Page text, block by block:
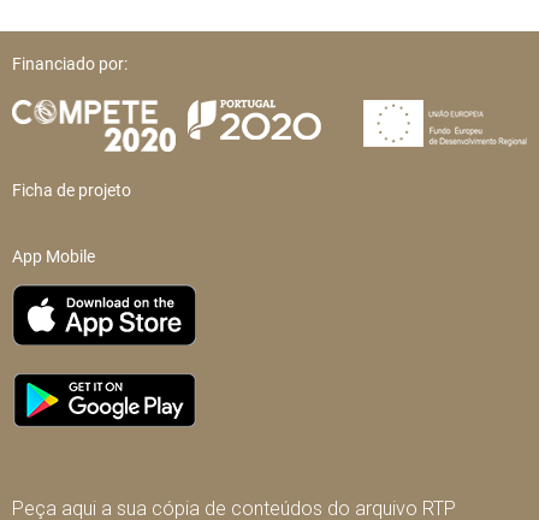
Financiado por:
Ficha de projeto
App Mobile
Peça aqui a sua cópia de conteúdos do arquivo RTP